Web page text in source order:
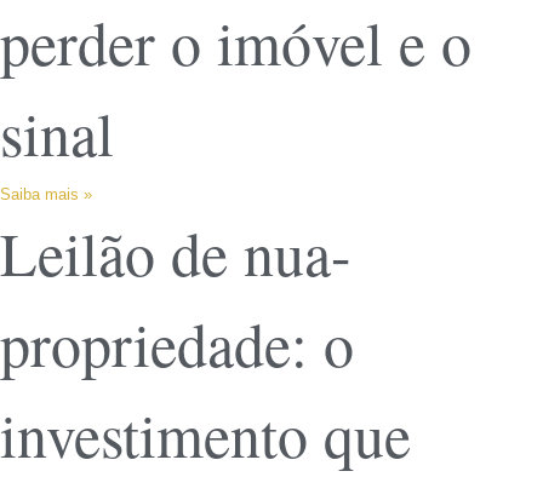
perder o imóvel e o
sinal
Saiba mais »
Leilão de nua-
propriedade: o
investimento que